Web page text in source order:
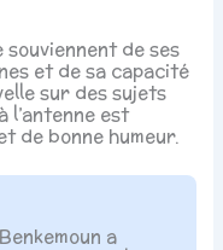
de ses
et de sa capacité
sur des sujets
l’antenne est
de bonne humeur.
a